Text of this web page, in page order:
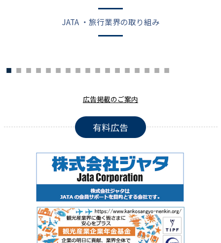
JATA ・旅行業界の取り組み
広告掲載のご案内
有料広告